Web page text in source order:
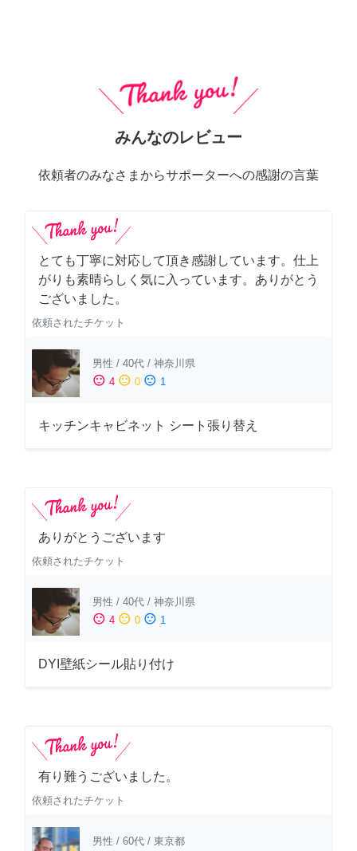
みんなのレビュー
依頼者のみなさまからサポーターへの感謝の言葉
とても丁寧に対応して頂き感謝しています。仕上
がりも素晴らしく気に入っています。ありがとう
ございました。
依頼されたチケット
男性 / 40代 / 神奈川県
sentiment_satisfied 4 sentiment_neutral 0 sentiment_dissatisfied 1
キッチンキャビネット シート張り替え
ありがとうございます
依頼されたチケット
男性 / 40代 / 神奈川県
sentiment_satisfied 4 sentiment_neutral 0 sentiment_dissatisfied 1
DYI壁紙シール貼り付け
有り難うございました。
依頼されたチケット
男性 / 60代 / 東京都